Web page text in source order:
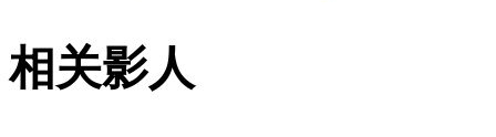
相关影人